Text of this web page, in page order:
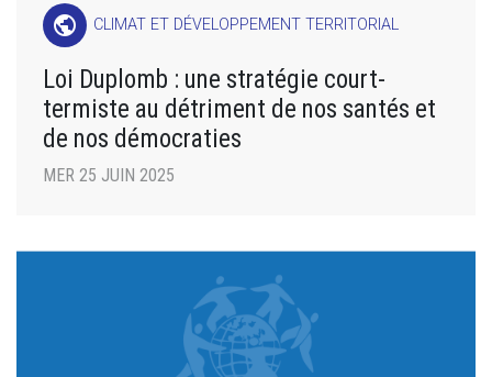
public CLIMAT ET DÉVELOPPEMENT TERRITORIAL
Loi Duplomb : une stratégie court-
termiste au détriment de nos santés et
de nos démocraties
MER 25 JUIN 2025